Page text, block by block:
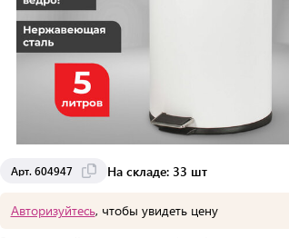
Арт. 604947 На складе: 33 шт
Авторизуйтесь, чтобы увидеть цену